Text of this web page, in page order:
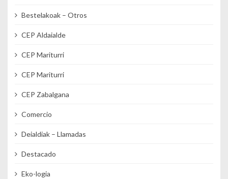
Bestelakoak – Otros
CEP Aldaialde
CEP Mariturri
CEP Mariturri
CEP Zabalgana
Comercio
Deialdiak – Llamadas
Destacado
Eko-logia